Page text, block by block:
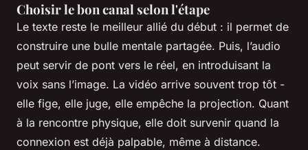
Choisir le bon canal selon l'étape
Le texte reste le meilleur allié du début : il permet de
construire une bulle mentale partagée. Puis, l’audio
peut servir de pont vers le réel, en introduisant la
voix sans l’image. La vidéo arrive souvent trop tôt -
elle fige, elle juge, elle empêche la projection. Quant
à la rencontre physique, elle doit survenir quand la
connexion est déjà palpable, même à distance.